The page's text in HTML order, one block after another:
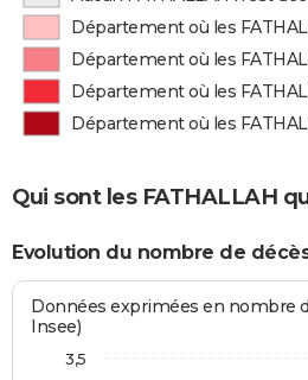
Département où les
Département où les
Département où les
Département où les
Qui sont les FATHALLAH
Evolution du nombre de
Données exprimées en nombre
Insee)
3,5